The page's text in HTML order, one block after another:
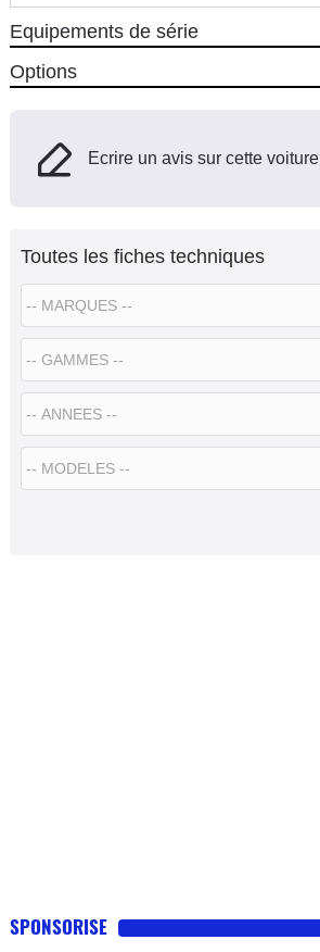
Equipements de série
Options
Ecrire un avis sur cette voiture
Toutes les fiches techniques
SPONSORISE